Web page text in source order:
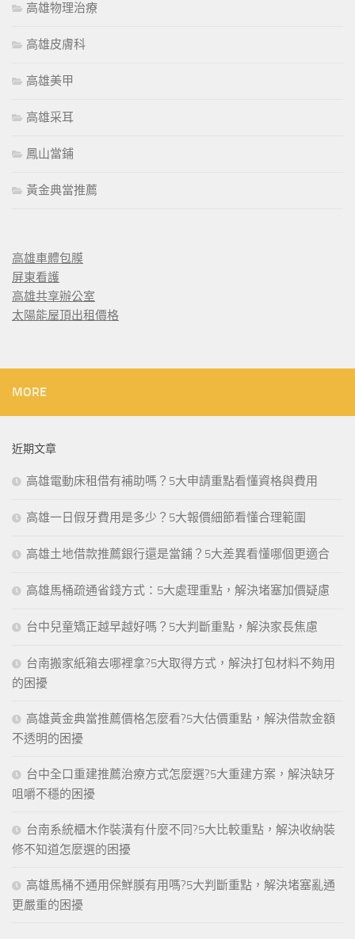
高雄物理治療
高雄皮膚科
高雄美甲
高雄采耳
鳳山當鋪
黃金典當推薦
高雄車體包膜
屏東看護
高雄共享辦公室
太陽能屋頂出租價格
MORE
近期文章
高雄電動床租借有補助嗎？5大申請重點看懂資格與費用
高雄一日假牙費用是多少？5大報價細節看懂合理範圍
高雄土地借款推薦銀行還是當鋪？5大差異看懂哪個更適合
高雄馬桶疏通省錢方式：5大處理重點，解決堵塞加價疑慮
台中兒童矯正越早越好嗎？5大判斷重點，解決家長焦慮
台南搬家紙箱去哪裡拿?5大取得方式，解決打包材料不夠用
的困擾
高雄黃金典當推薦價格怎麼看?5大估價重點，解決借款金額
不透明的困擾
台中全口重建推薦治療方式怎麼選?5大重建方案，解決缺牙
咀嚼不穩的困擾
台南系統櫃木作裝潢有什麼不同?5大比較重點，解決收納裝
修不知道怎麼選的困擾
高雄馬桶不通用保鮮膜有用嗎?5大判斷重點，解決堵塞亂通
更嚴重的困擾